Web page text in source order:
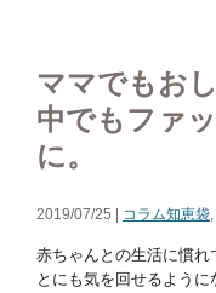
ママでもお
中でもファ
に。
2019/07/25 | コラム知恵袋,
赤ちゃんとの生活に慣れ
とにも気を回せるよう